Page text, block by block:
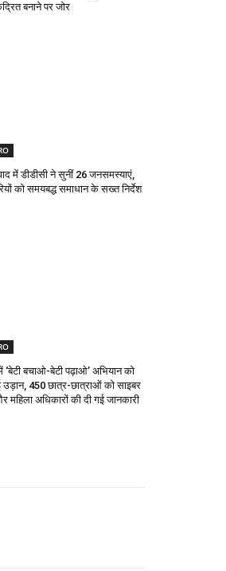
बनाने पर जोर
में डीडीसी ने सुनीं 26 जनसमस्याएं,
को समयबद्ध समाधान के सख्त निर्देश
‘बेटी बचाओ-बेटी पढ़ाओ’ अभियान को
उड़ान, 450 छात्र-छात्राओं को साइबर
महिला अधिकारों की दी गई जानकारी